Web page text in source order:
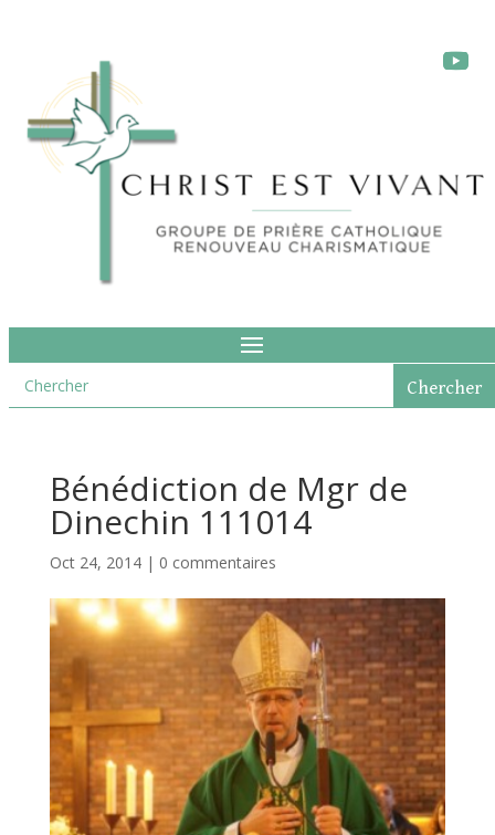
Bénédiction de Mgr de
Dinechin 111014
Oct 24, 2014| 0 commentaires